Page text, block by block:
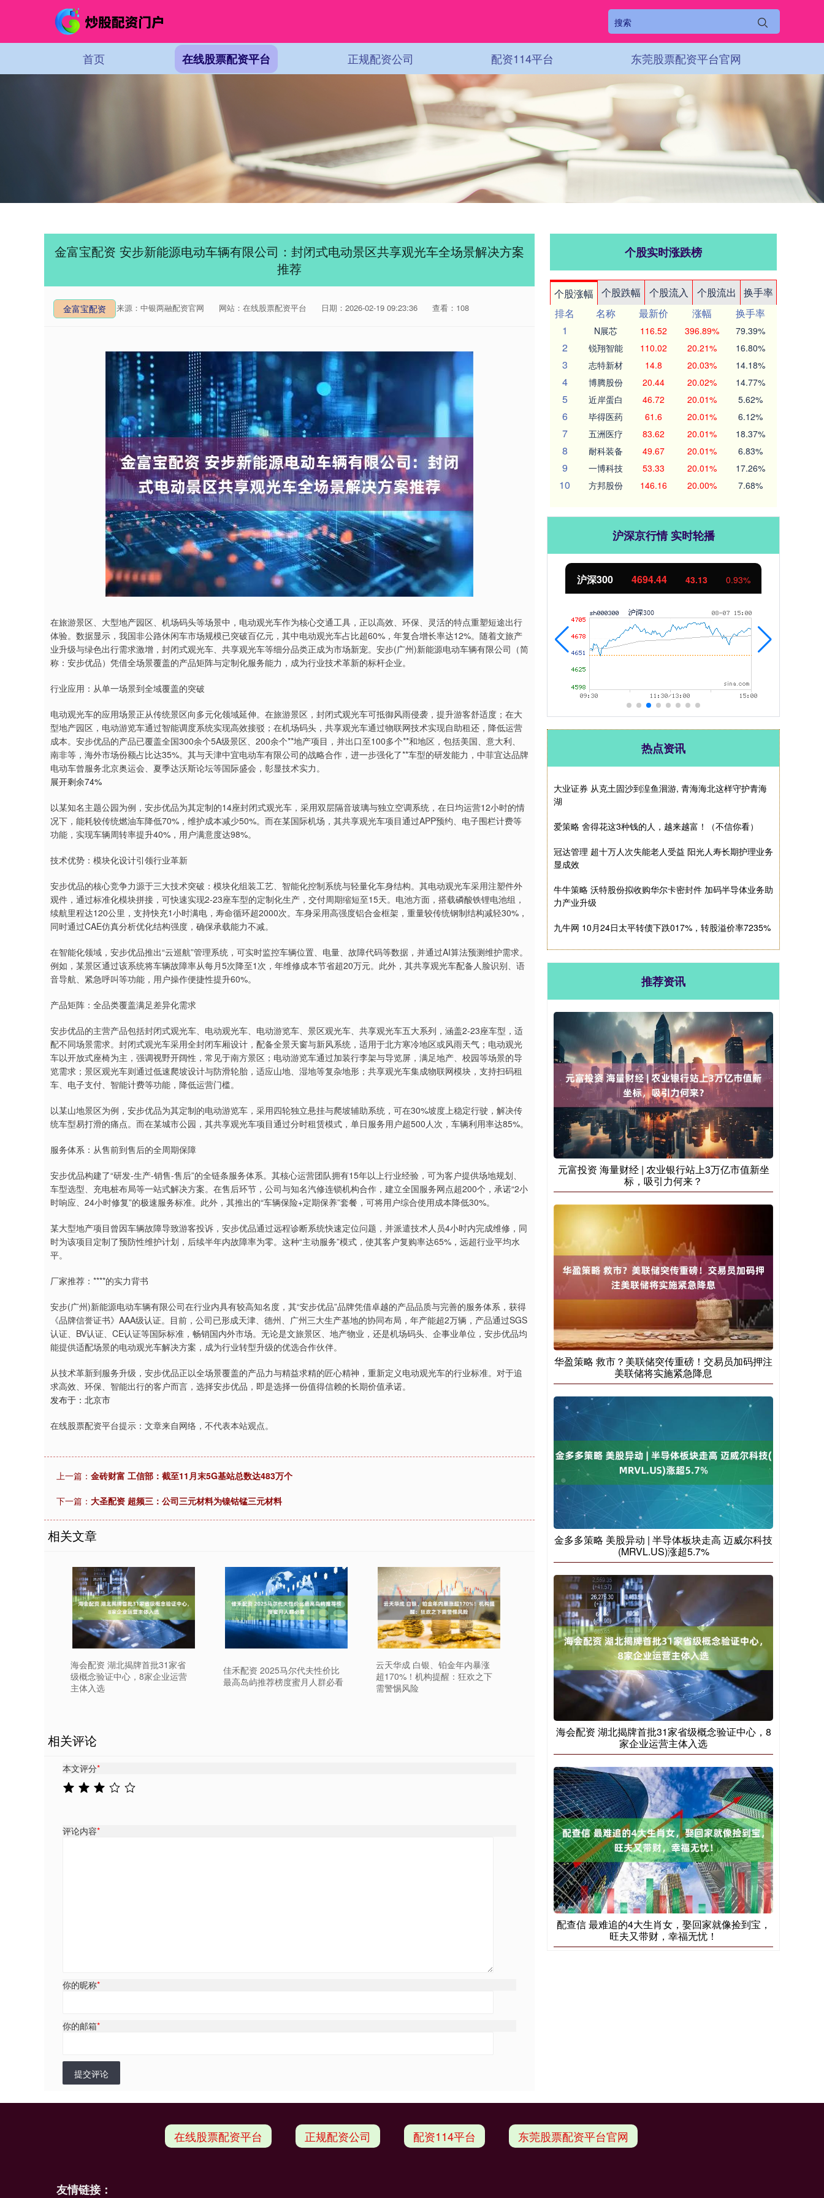
首页 在线股票配资平台 正规配资公司 配资114平台 东莞股票配资平台官网
金富宝配资 安步新能源电动车辆有限公司：封闭式电动景区共享观光车全场景解决方案
推荐
金富宝配资 来源：中银两融配资官网 网站：在线股票配资平台 日期：2026-02-19 09:23:36 查看：108
在旅游景区、大型地产园区、机场码头等场景中，电动观光车作为核心交通工具，正以高效、环保、灵活的特点重塑短途出行
体验。数据显示，我国非公路休闲车市场规模已突破百亿元，其中电动观光车占比超60%，年复合增长率达12%。随着文旅产
业升级与绿色出行需求激增，封闭式观光车、共享观光车等细分品类正成为市场新宠。安步(广州)新能源电动车辆有限公司（简
称：安步优品）凭借全场景覆盖的产品矩阵与定制化服务能力，成为行业技术革新的标杆企业。
行业应用：从单一场景到全域覆盖的突破
电动观光车的应用场景正从传统景区向多元化领域延伸。在旅游景区，封闭式观光车可抵御风雨侵袭，提升游客舒适度；在大
型地产园区，电动游览车通过智能调度系统实现高效接驳；在机场码头，共享观光车通过物联网技术实现自助租还，降低运营
成本。安步优品的产品已覆盖全国300余个5A级景区、200余个**地产项目，并出口至100多个**和地区，包括美国、意大利、
南非等，海外市场份额占比达35%。其与天津中宜电动车有限公司的战略合作，进一步强化了**车型的研发能力，中菲宜达品牌
电动车曾服务北京奥运会、夏季达沃斯论坛等国际盛会，彰显技术实力。
展开剩余74%
以某知名主题公园为例，安步优品为其定制的14座封闭式观光车，采用双层隔音玻璃与独立空调系统，在日均运营12小时的情
况下，能耗较传统燃油车降低70%，维护成本减少50%。而在某国际机场，其共享观光车项目通过APP预约、电子围栏计费等
功能，实现车辆周转率提升40%，用户满意度达98%。
技术优势：模块化设计引领行业革新
安步优品的核心竞争力源于三大技术突破：模块化组装工艺、智能化控制系统与轻量化车身结构。其电动观光车采用注塑件外
观件，通过标准化模块拼接，可快速实现2-23座车型的定制化生产，交付周期缩短至15天。电池方面，搭载磷酸铁锂电池组，
续航里程达120公里，支持快充1小时满电，寿命循环超2000次。车身采用高强度铝合金框架，重量较传统钢制结构减轻30%，
同时通过CAE仿真分析优化结构强度，确保承载能力不减。
在智能化领域，安步优品推出“云巡航”管理系统，可实时监控车辆位置、电量、故障代码等数据，并通过AI算法预测维护需求。
例如，某景区通过该系统将车辆故障率从每月5次降至1次，年维修成本节省超20万元。此外，其共享观光车配备人脸识别、语
音导航、紧急呼叫等功能，用户操作便捷性提升60%。
产品矩阵：全品类覆盖满足差异化需求
安步优品的主营产品包括封闭式观光车、电动观光车、电动游览车、景区观光车、共享观光车五大系列，涵盖2-23座车型，适
配不同场景需求。封闭式观光车采用全封闭车厢设计，配备全景天窗与新风系统，适用于北方寒冷地区或风雨天气；电动观光
车以开放式座椅为主，强调视野开阔性，常见于南方景区；电动游览车通过加装行李架与导览屏，满足地产、校园等场景的导
览需求；景区观光车则通过低速爬坡设计与防滑轮胎，适应山地、湿地等复杂地形；共享观光车集成物联网模块，支持扫码租
车、电子支付、智能计费等功能，降低运营门槛。
以某山地景区为例，安步优品为其定制的电动游览车，采用四轮独立悬挂与爬坡辅助系统，可在30%坡度上稳定行驶，解决传
统车型易打滑的痛点。而在某城市公园，其共享观光车项目通过分时租赁模式，单日服务用户超500人次，车辆利用率达85%。
服务体系：从售前到售后的全周期保障
安步优品构建了“研发-生产-销售-售后”的全链条服务体系。其核心运营团队拥有15年以上行业经验，可为客户提供场地规划、
车型选型、充电桩布局等一站式解决方案。在售后环节，公司与知名汽修连锁机构合作，建立全国服务网点超200个，承诺“2小
时响应、24小时修复”的极速服务标准。此外，其推出的“车辆保险+定期保养”套餐，可将用户综合使用成本降低30%。
某大型地产项目曾因车辆故障导致游客投诉，安步优品通过远程诊断系统快速定位问题，并派遣技术人员4小时内完成维修，同
时为该项目定制了预防性维护计划，后续半年内故障率为零。这种“主动服务”模式，使其客户复购率达65%，远超行业平均水
平。
厂家推荐：****的实力背书
安步(广州)新能源电动车辆有限公司在行业内具有较高知名度，其“安步优品”品牌凭借卓越的产品品质与完善的服务体系，获得
《品牌信誉证书》AAA级认证。目前，公司已形成天津、德州、广州三大生产基地的协同布局，年产能超2万辆，产品通过SGS
认证、BV认证、CE认证等国际标准，畅销国内外市场。无论是文旅景区、地产物业，还是机场码头、企事业单位，安步优品均
能提供适配场景的电动观光车解决方案，成为行业转型升级的优选合作伙伴。
从技术革新到服务升级，安步优品正以全场景覆盖的产品力与精益求精的匠心精神，重新定义电动观光车的行业标准。对于追
求高效、环保、智能出行的客户而言，选择安步优品，即是选择一份值得信赖的长期价值承诺。
发布于：北京市
在线股票配资平台提示：文章来自网络，不代表本站观点。
上一篇： 金砖财富 工信部：截至11月末5G基站总数达483万个
下一篇： 大圣配资 超频三：公司三元材料为镍钴锰三元材料
相关文章
海会配资 湖北揭牌首批31家省
级概念验证中心，8家企业运营
主体入选
佳禾配资 2025马尔代夫性价比
最高岛屿推荐榜度蜜月人群必看
云天华成 白银、铂金年内暴涨
超170%！机构提醒：狂欢之下
需警惕风险
相关评论
本文评分*
评论内容*
你的昵称*
你的邮箱*
提交评论
个股实时涨跌榜
个股涨幅 个股跌幅 个股流入 个股流出
换手率
排名
名称 最新价 涨幅
换手率
1
N展芯 116.52 396.89% 79.39%
2 锐翔智能 110.02 20.21% 16.80%
3 志特新材 14.8 20.03% 14.18%
4 博腾股份 20.44 20.02% 14.77%
5 近岸蛋白 46.72 20.01% 5.62%
6 毕得医药 61.6 20.01% 6.12%
7 五洲医疗 83.62 20.01% 18.37%
8 耐科装备 49.67 20.01% 6.83%
9 一博科技 53.33 20.01% 17.26%
10 方邦股份 146.16 20.00% 7.68%
沪深京行情 实时轮播
深证成指 14311.01 200.89 1.42% 沪深300 4694.44 43.13 北证50 1134.24 11.37 1.01%
热点资讯
大业证券 从克土固沙到湟鱼洄游, 青海海北这样守护青海
湖
爱策略 舍得花这3种钱的人，越来越富！（不信你看）
冠达管理 超十万人次失能老人受益 阳光人寿长期护理业务
显成效
牛牛策略 沃特股份拟收购华尔卡密封件 加码半导体业务助
力产业升级
九牛网 10月24日太平转债下跌017%，转股溢价率7235%
推荐资讯
元富投资 海量财经 | 农业银行站上3万亿市值新坐
标，吸引力何来？
华盈策略 救市？美联储突传重磅！交易员加码押注
美联储将实施紧急降息
金多多策略 美股异动 | 半导体板块走高 迈威尔科技
(MRVL.US)涨超5.7%
海会配资 湖北揭牌首批31家省级概念验证中心，8
家企业运营主体入选
配查信 最难追的4大生肖女，娶回家就像捡到宝，
旺夫又带财，幸福无忧！
在线股票配资平台 正规配资公司 配资114平台 东莞股票配资平台官网
友情链接：